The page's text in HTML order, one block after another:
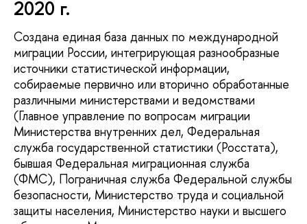
2020 г.
Создана единая база данных по международной
миграции России, интегрирующая разнообразные
источники статистической информации,
собираемые первично или вторично обработанные
различными министерствами и ведомствами
(Главное управление по вопросам миграции
Министерства внутренних дел, Федеральная
служба государственной статистики (Росстата),
бывшая Федеральная миграционная служба
(ФМС), Пограничная служба Федеральной службы
безопасности, Министерство труда и социальной
защиты населения, Министерство науки и высшего